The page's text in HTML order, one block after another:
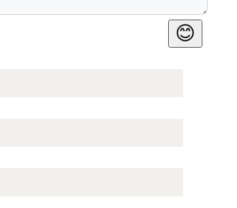
24/09/2025, 06:46
che la critica costituisca
consente all'artista di
😊